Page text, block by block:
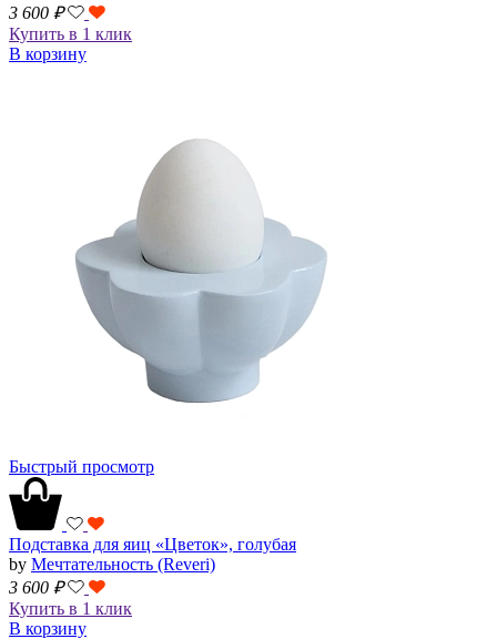
3 600 ₽
Купить в 1 клик
В корзину
Быстрый просмотр
Подставка для яиц «Цветок», голубая
by Мечтательность (Reveri)
3 600 ₽
Купить в 1 клик
В корзину